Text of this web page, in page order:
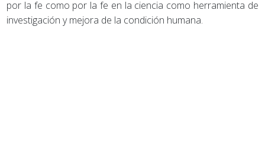
por la fe como por la fe en la ciencia como herramienta de
investigación y mejora de la condición humana.